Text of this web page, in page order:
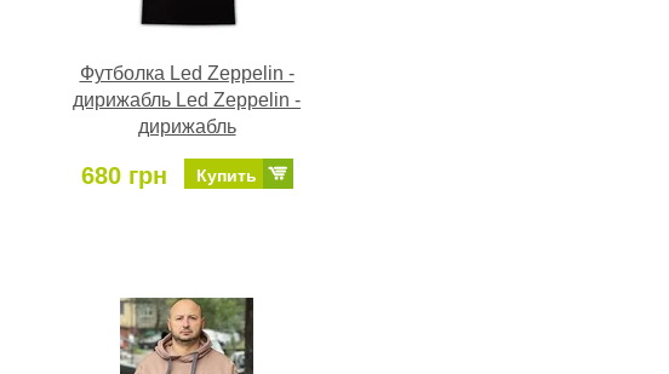
Футболка Led Zeppelin -
дирижабль Led Zeppelin -
дирижабль
680 грн Купить